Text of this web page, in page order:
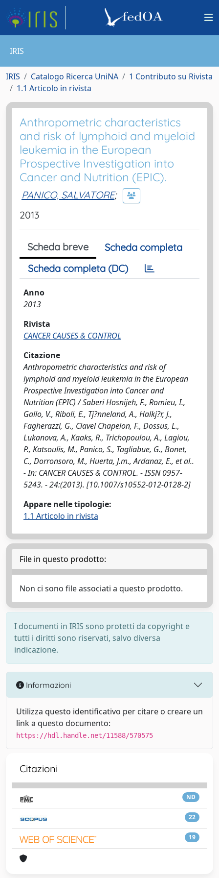
IRIS
IRIS Catalogo Ricerca UniNA
1 Contributo su Rivista
1.1 Articolo in rivista
Anthropometric characteristics
and risk of lymphoid and myeloid
leukemia in the European
Prospective Investigation into
Cancer and Nutrition (EPIC).
PANICO, SALVATORE;
2013
Scheda breve
Scheda completa
Scheda completa (DC)
Anno
2013
Rivista
CANCER CAUSES & CONTROL
Citazione
Anthropometric characteristics and risk of
lymphoid and myeloid leukemia in the European
Prospective Investigation into Cancer and
Nutrition (EPIC) / Saberi Hosnijeh, F., Romieu, I.,
Gallo, V., Riboli, E., Tj?nneland, A., Halkj?r, J.,
Fagherazzi, G., Clavel Chapelon, F., Dossus, L.,
Lukanova, A., Kaaks, R., Trichopoulou, A., Lagiou,
P., Katsoulis, M., Panico, S., Tagliabue, G., Bonet,
C., Dorronsoro, M., Huerta, J.m., Ardanaz, E., et al..
- In: CANCER CAUSES & CONTROL. - ISSN 0957-
5243. - 24:(2013). [10.1007/s10552-012-0128-2]
Appare nelle tipologie:
1.1 Articolo in rivista
File in questo prodotto:
Non ci sono file associati a questo prodotto.
I documenti in IRIS sono protetti da copyright e
tutti i diritti sono riservati, salvo diversa
indicazione.
Informazioni
Utilizza questo identificativo per citare o creare un
link a questo documento:
https://hdl.handle.net/11588/570575
Citazioni
ND
22
19